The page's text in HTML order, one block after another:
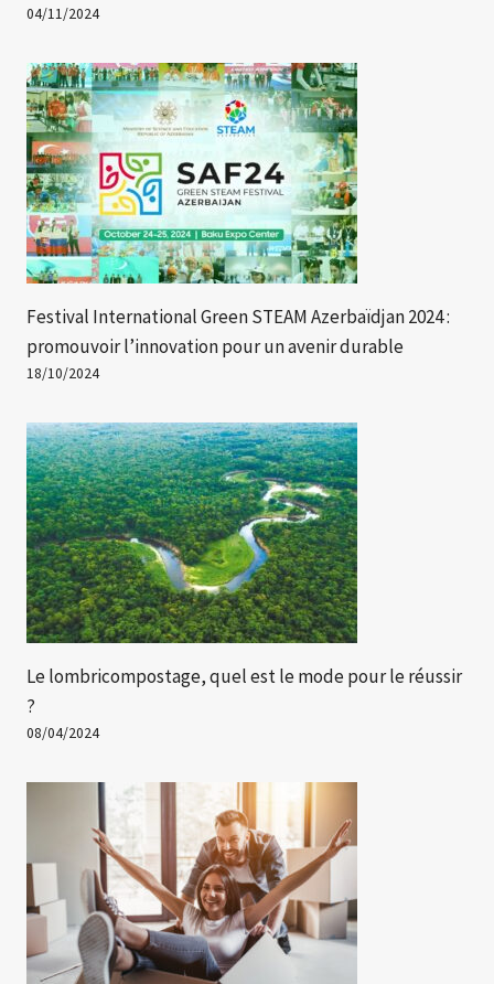
04/11/2024
Festival International Green STEAM Azerbaïdjan 2024 :
promouvoir l’innovation pour un avenir durable
18/10/2024
Le lombricompostage, quel est le mode pour le réussir
?
08/04/2024